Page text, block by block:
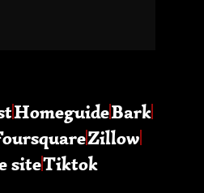
HomeguideBark
Zillow
siteTiktok